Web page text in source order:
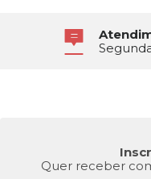
Quer receber